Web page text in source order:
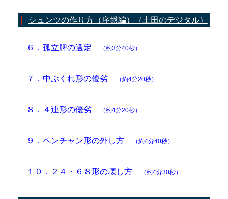
シュンツの作り方（序盤編）（土田のデジタル）
６．孤立牌の選定 （約3分40秒）
７．中ぶくれ形の優劣 （約4分20秒）
８．４連形の優劣 （約4分20秒）
９．ペンチャン形の外し方 （約4分40秒）
１０．２４・６８形の壊し方 （約4分30秒）